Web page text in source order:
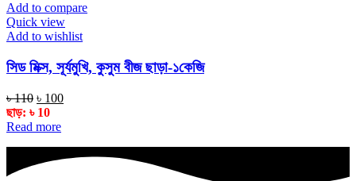
Add to compare
Quick view
Add to wishlist
সিড মিক্স, সূর্যমুখি, কুসুম বীজ ছাড়া-১কেজি
৳110 Original
price
was:
৳ 100Current
ছাড়: ৳ 10
Read more